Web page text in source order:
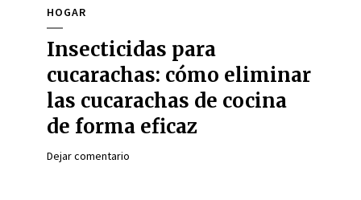
HOGAR
Insecticidas para
cucarachas: cómo eliminar
las cucarachas de cocina
de forma eficaz
Dejar comentario